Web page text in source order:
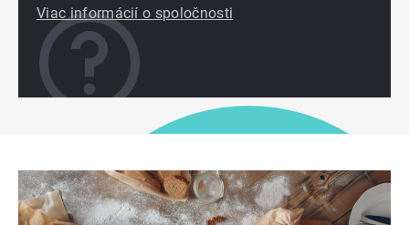
Viac informácií o spoločnosti